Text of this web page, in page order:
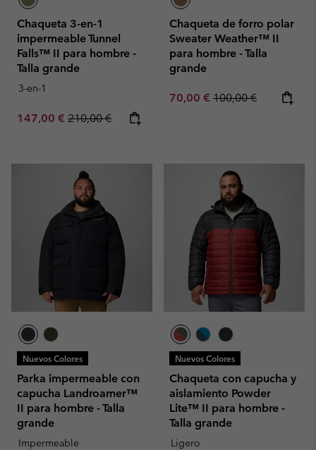
Chaqueta 3-en-1
impermeable Tunnel
Falls™ II para hombre -
Talla grande
3-en-1
Sale price:
147,00 € Regular price:
210,00 €
Chaqueta de forro polar
Sweater Weather™ II
para hombre - Talla
grande
Sale price:
70,00 € Regular price:
100,00 €
Nuevos Colores
Parka impermeable con
capucha Landroamer™
II para hombre - Talla
grande
Impermeable
Nuevos Colores
Chaqueta con capucha y
aislamiento Powder
Lite™ II para hombre -
Talla grande
Ligero